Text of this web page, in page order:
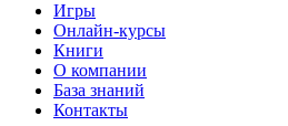
Игры
Онлайн-курсы
Книги
О компании
База знаний
Контакты